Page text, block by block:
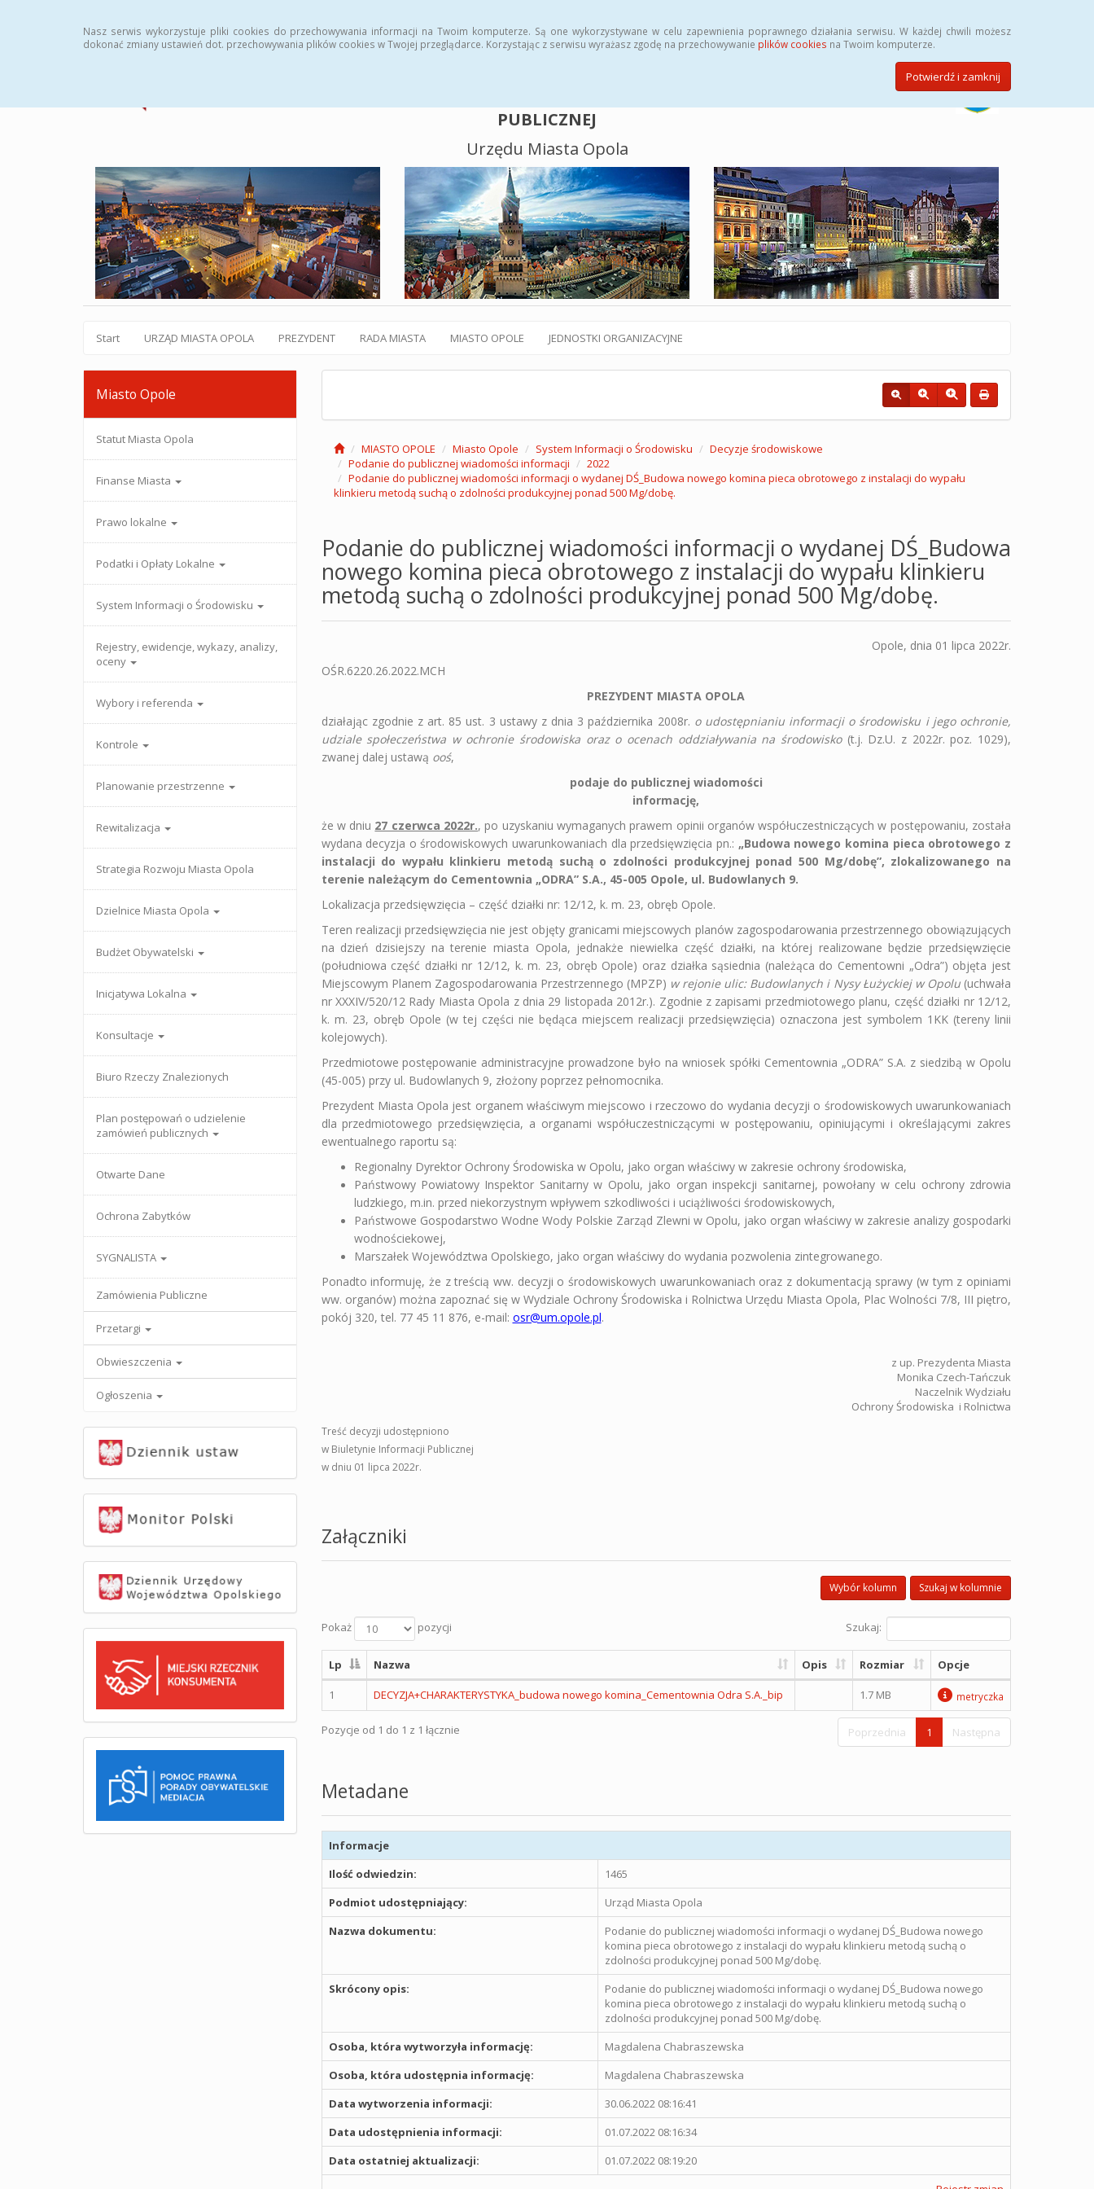
Nasz serwis wykorzystuje pliki cookies do przechowywania informacji na Twoim komputerze. Są one wykorzystywane w celu zapewnienia poprawnego działania serwisu. W każdej chwili możesz
dokonać zmiany ustawień dot. przechowywania plików cookies w Twojej przeglądarce. Korzystając z serwisu wyrażasz zgodę na przechowywanie plików cookies na Twoim komputerze.
Potwierdź i zamknij
PUBLICZNEJ
Urzędu Miasta Opola
Start URZĄD MIASTA OPOLA PREZYDENT RADA MIASTA MIASTO OPOLE JEDNOSTKI ORGANIZACYJNE
Miasto Opole
Statut Miasta Opola
Finanse Miasta
Prawo lokalne
Podatki i Opłaty Lokalne
System Informacji o Środowisku
Rejestry, ewidencje, wykazy, analizy,
oceny
Wybory i referenda
Kontrole
Planowanie przestrzenne
Rewitalizacja
Strategia Rozwoju Miasta Opola
Dzielnice Miasta Opola
Budżet Obywatelski
Inicjatywa Lokalna
Konsultacje
Biuro Rzeczy Znalezionych
Plan postępowań o udzielenie
zamówień publicznych
Otwarte Dane
Ochrona Zabytków
SYGNALISTA
Zamówienia Publiczne
Przetargi
Obwieszczenia
Ogłoszenia
MIASTO OPOLE Miasto Opole System Informacji o Środowisku
Decyzje środowiskowe
Podanie do publicznej wiadomości informacji
2022
Podanie do publicznej wiadomości informacji o wydanej DŚ_Budowa nowego komina pieca obrotowego z instalacji do wypału
klinkieru metodą suchą o zdolności produkcyjnej ponad 500 Mg/dobę.
Podanie do publicznej wiadomości informacji o wydanej DŚ_Budowa
nowego komina pieca obrotowego z instalacji do wypału klinkieru
metodą suchą o zdolności produkcyjnej ponad 500 Mg/dobę.
Opole, dnia 01 lipca 2022r.
OŚR.6220.26.2022.MCH
PREZYDENT MIASTA OPOLA
działając zgodnie z art. 85 ust. 3 ustawy z dnia 3 października 2008r. o udostępnianiu informacji o środowisku i jego ochronie,
udziale społeczeństwa w ochronie środowiska oraz o ocenach oddziaływania na środowisko(t.j. Dz.U. z 2022r. poz. 1029),
zwanej dalej ustawą ooś,
podaje do publicznej wiadomości
informację,
że w dniu 27 czerwca 2022r., po uzyskaniu wymaganych prawem opinii organów współuczestniczących w postępowaniu, została
wydana decyzja o środowiskowych uwarunkowaniach dla przedsięwzięcia pn.: „Budowa nowego komina pieca obrotowego z
instalacji do wypału klinkieru metodą suchą o zdolności produkcyjnej ponad 500 Mg/dobę”, zlokalizowanego na
terenie należącym do Cementownia „ODRA” S.A., 45-005 Opole, ul. Budowlanych 9.
Lokalizacja przedsięwzięcia – część działki nr: 12/12, k. m. 23, obręb Opole.
Teren realizacji przedsięwzięcia nie jest objęty granicami miejscowych planów zagospodarowania przestrzennego obowiązujących
na dzień dzisiejszy na terenie miasta Opola, jednakże niewielka część działki, na której realizowane będzie przedsięwzięcie
(południowa część działki nr 12/12, k. m. 23, obręb Opole) oraz działka sąsiednia (należąca do Cementowni „Odra”) objęta jest
Miejscowym Planem Zagospodarowania Przestrzennego (MPZP) w rejonie ulic: Budowlanych i Nysy Łużyckiej w Opolu(uchwała
nr XXXIV/520/12 Rady Miasta Opola z dnia 29 listopada 2012r.). Zgodnie z zapisami przedmiotowego planu, część działki nr 12/12,
k. m. 23, obręb Opole (w tej części nie będąca miejscem realizacji przedsięwzięcia) oznaczona jest symbolem 1KK (tereny linii
kolejowych).
Przedmiotowe postępowanie administracyjne prowadzone było na wniosek spółki Cementownia „ODRA” S.A. z siedzibą w Opolu
(45-005) przy ul. Budowlanych 9, złożony poprzez pełnomocnika.
Prezydent Miasta Opola jest organem właściwym miejscowo i rzeczowo do wydania decyzji o środowiskowych uwarunkowaniach
dla przedmiotowego przedsięwzięcia, a organami współuczestniczącymi w postępowaniu, opiniującymi i określającymi zakres
ewentualnego raportu są:
Regionalny Dyrektor Ochrony Środowiska w Opolu, jako organ właściwy w zakresie ochrony środowiska,
Państwowy Powiatowy Inspektor Sanitarny w Opolu, jako organ inspekcji sanitarnej, powołany w celu ochrony zdrowia
ludzkiego, m.in. przed niekorzystnym wpływem szkodliwości i uciążliwości środowiskowych,
Państwowe Gospodarstwo Wodne Wody Polskie Zarząd Zlewni w Opolu, jako organ właściwy w zakresie analizy gospodarki
wodnościekowej,
Marszałek Województwa Opolskiego, jako organ właściwy do wydania pozwolenia zintegrowanego.
Ponadto informuję, że z treścią ww. decyzji o środowiskowych uwarunkowaniach oraz z dokumentacją sprawy (w tym z opiniami
ww. organów) można zapoznać się w Wydziale Ochrony Środowiska i Rolnictwa Urzędu Miasta Opola, Plac Wolności 7/8, III piętro,
pokój 320, tel. 77 45 11 876, e-mail: osr@um.opole.pl.
z up. Prezydenta Miasta
Monika Czech-Tańczuk
Naczelnik Wydziału
Ochrony Środowiska i Rolnictwa
Treść decyzji udostępniono
w Biuletynie Informacji Publicznej
w dniu 01 lipca 2022r.
Załączniki
Szukaj w kolumnie
Wybór kolumn
Pokaż pozycji Szukaj:
Lp Nazwa Opis Rozmiar Opcje
1 DECYZJA+CHARAKTERYSTYKA_budowa nowego komina_Cementownia Odra S.A._bip 1.7 MB metryczka
Pozycje od 1 do 1 z 1 łącznie Poprzednia 1 Następna
Metadane
Informacje
Ilość odwiedzin:
1465
Podmiot udostępniający:
Urząd Miasta Opola
Nazwa dokumentu:
Podanie do publicznej wiadomości informacji o wydanej DŚ_Budowa nowego
komina pieca obrotowego z instalacji do wypału klinkieru metodą suchą o
zdolności produkcyjnej ponad 500 Mg/dobę.
Skrócony opis:
Podanie do publicznej wiadomości informacji o wydanej DŚ_Budowa nowego
komina pieca obrotowego z instalacji do wypału klinkieru metodą suchą o
zdolności produkcyjnej ponad 500 Mg/dobę.
Osoba, która wytworzyła informację:
Magdalena Chabraszewska
Osoba, która udostępnia informację:
Magdalena Chabraszewska
Data wytworzenia informacji:
30.06.2022 08:16:41
Data udostępnienia informacji:
01.07.2022 08:16:34
Data ostatniej aktualizacji:
01.07.2022 08:19:20